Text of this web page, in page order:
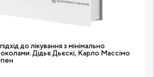
до лікування з мінімально
Дідьє Дьєскі, Карло Массімо